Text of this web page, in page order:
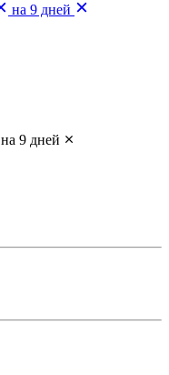
на 9 дней
на 9 дней